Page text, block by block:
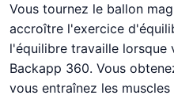
Vous tournez le ballon
accroître l'exercice
l'équilibre travaille lorsque
Backapp 360. Vous
vous entraînez les